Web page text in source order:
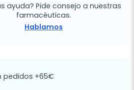
ayuda? Pide consejo a nuestras
farmacéuticas.
Hablamos
pedidos +65€